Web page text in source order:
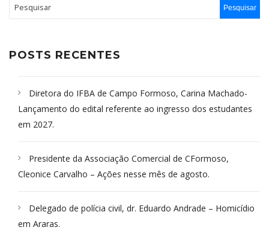
POSTS RECENTES
Diretora do IFBA de Campo Formoso, Carina Machado-
Lançamento do edital referente ao ingresso dos estudantes
em 2027.
Presidente da Associação Comercial de CFormoso,
Cleonice Carvalho – Ações nesse mês de agosto.
Delegado de polícia civil, dr. Eduardo Andrade – Homicídio
em Araras.